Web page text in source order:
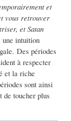
et
vous retrouver
et Satan
une intuition
Des périodes
à respecter
et la riche
sont ainsi
de toucher plus